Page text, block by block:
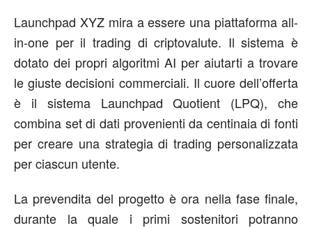
Launchpad XYZ mira a essere una piattaforma all-
in-one per il trading di criptovalute. Il sistema è
dotato dei propri algoritmi AI per aiutarti a trovare
le giuste decisioni commerciali. Il cuore dell’offerta
è il sistema Launchpad Quotient (LPQ), che
combina set di dati provenienti da centinaia di fonti
per creare una strategia di trading personalizzata
per ciascun utente.
La prevendita del progetto è ora nella fase finale,
durante la quale i primi sostenitori potranno